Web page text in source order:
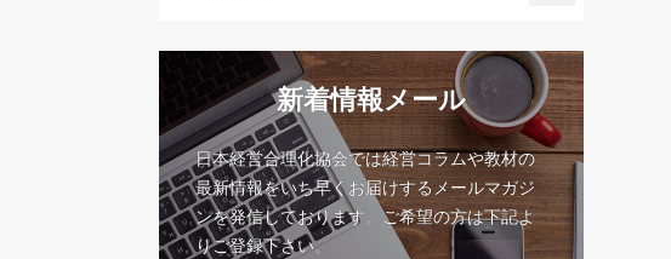
新着情報メール
日本経営合理化協会では経営コラムや教材の
最新情報をいち早くお届けするメールマガジ
ンを発信しております。ご希望の方は下記よ
りご登録下さい。